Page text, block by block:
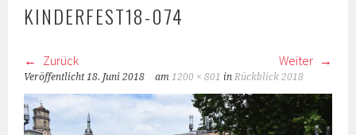
KINDERFEST18-074
Zurück Weiter
Veröffentlicht 18. Juni 2018 am 1200 × 801 in Rückblick 2018